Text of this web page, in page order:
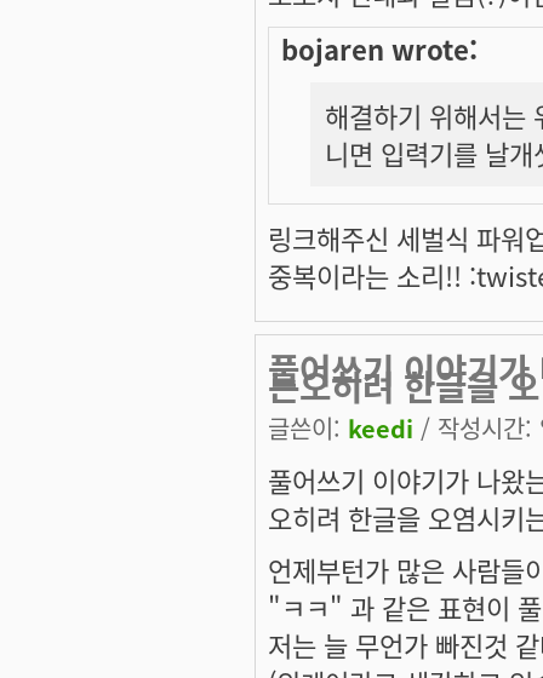
bojaren wrote:
해결하기 위해서
니면 입력기를 날
링크해주신 세벌식 파
중복이라는 소리!!
풀어쓰기 이야기
는오히려 한글을 오
글쓴이: keedi / 작성시간
풀어쓰기 이야기가 나왔
오히려 한글을 오염시키
언제부턴가 많은 사람들
"ㅋㅋ" 과 같은 표현이
저는 늘 무언가 빠진것